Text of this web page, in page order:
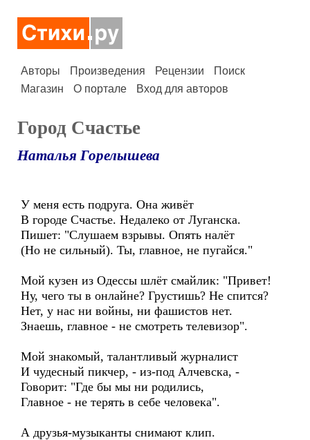
Авторы Произведения Рецензии
Поиск
Магазин
О портале Вход для авторов
Город Счастье
Наталья Горелышева
У меня есть подруга. Она живёт
В городе Счастье. Недалеко от Луганска.
Пишет: "Слушаем взрывы. Опять налёт
(Но не сильный). Ты, главное, не пугайся."
Мой кузен из Одессы шлёт смайлик: "Привет!
Ну, чего ты в онлайне? Грустишь? Не спится?
Нет, у нас ни войны, ни фашистов нет.
Знаешь, главное - не смотреть телевизор".
Мой знакомый, талантливый журналист
И чудесный пикчер, - из-под Алчевска, -
Говорит: "Где бы мы ни родились,
Главное - не терять в себе человека".
А друзья-музыканты снимают клип.